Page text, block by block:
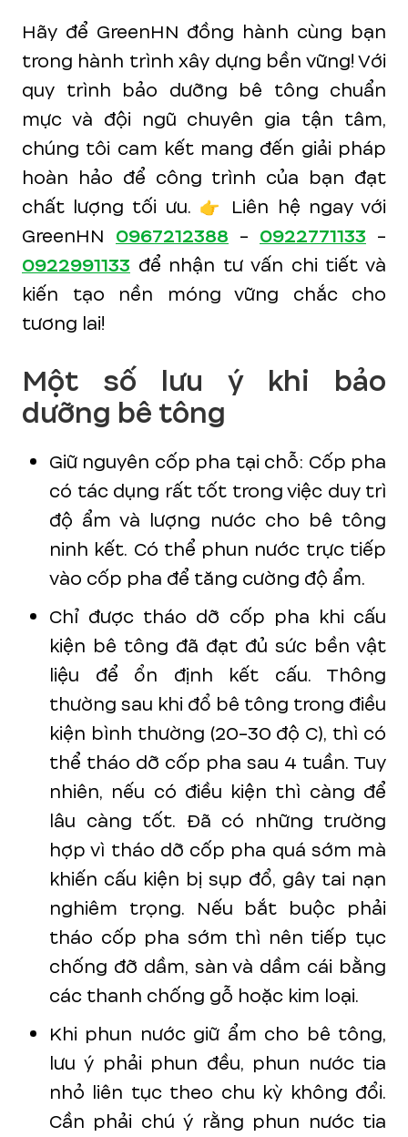
Hãy để GreenHN đồng hành cùng bạn
trong hành trình xây dựng bền vững! Với
quy trình bảo dưỡng bê tông chuẩn
mực và đội ngũ chuyên gia tận tâm,
chúng tôi cam kết mang đến giải pháp
hoàn hảo để công trình của bạn đạt
chất lượng tối ưu. 👉 Liên hệ ngay với
GreenHN 0967212388 - 0922771133 -
0922991133 để nhận tư vấn chi tiết và
kiến tạo nền móng vững chắc cho
tương lai!
Một số lưu ý khi bảo
dưỡng bê tông
Giữ nguyên cốp pha tại chỗ: Cốp pha
có tác dụng rất tốt trong việc duy trì
độ ẩm và lượng nước cho bê tông
ninh kết. Có thể phun nước trực tiếp
vào cốp pha để tăng cường độ ẩm.
Chỉ được tháo dỡ cốp pha khi cấu
kiện bê tông đã đạt đủ sức bền vật
liệu để ổn định kết cấu. Thông
thường sau khi đổ bê tông trong điều
kiện bình thường (20-30 độ C), thì có
thể tháo dỡ cốp pha sau 4 tuần. Tuy
nhiên, nếu có điều kiện thì càng để
lâu càng tốt. Đã có những trường
hợp vì tháo dỡ cốp pha quá sớm mà
khiến cấu kiện bị sụp đổ, gây tai nạn
nghiêm trọng. Nếu bắt buộc phải
tháo cốp pha sớm thì nên tiếp tục
chống đỡ dầm, sàn và dầm cái bằng
các thanh chống gỗ hoặc kim loại.
Khi phun nước giữ ẩm cho bê tông,
lưu ý phải phun đều, phun nước tia
nhỏ liên tục theo chu kỳ không đổi.
Cần phải chú ý rằng phun nước tia